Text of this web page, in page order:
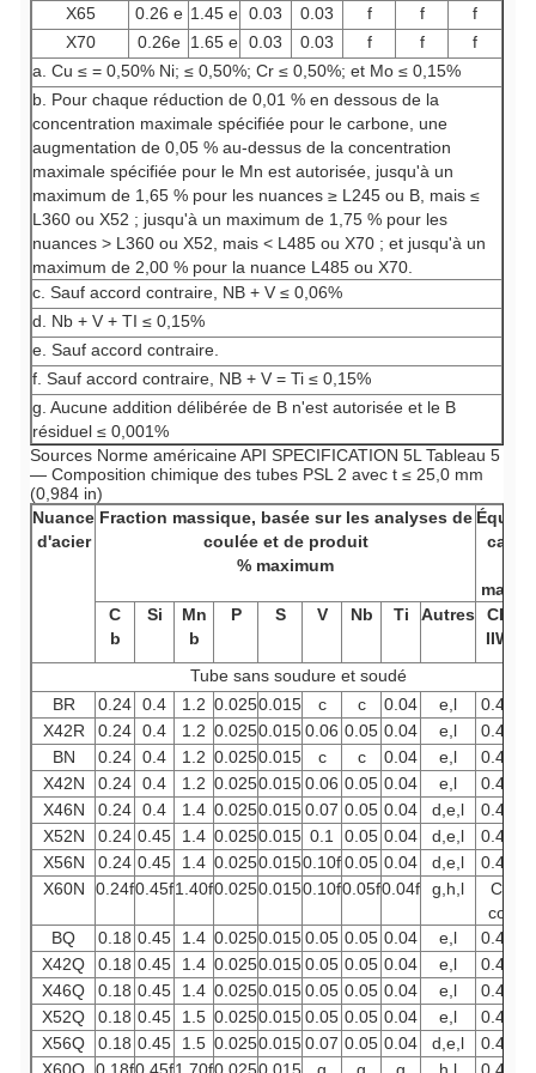
X65 0.26 e 1.45 e 0.03 0.03 f f
f
X70
0.26e 1.65 e 0.03 0.03 f f
f
a. Cu ≤ = 0,50% Ni; ≤ 0,50%; Cr ≤ 0,50%; et Mo ≤ 0,15%
b. Pour chaque réduction de 0,01 % en dessous de la
concentration maximale spécifiée pour le carbone, une
augmentation de 0,05 % au-dessus de la concentration
maximale spécifiée pour le Mn est autorisée, jusqu'à un
maximum de 1,65 % pour les nuances ≥ L245 ou B, mais ≤
L360 ou X52 ; jusqu'à un maximum de 1,75 % pour les
nuances > L360 ou X52, mais < L485 ou X70 ; et jusqu'à un
maximum de 2,00 % pour la nuance L485 ou X70.
c. Sauf accord contraire, NB + V ≤ 0,06%
d. Nb + V + TI ≤ 0,15%
e. Sauf accord contraire.
f. Sauf accord contraire, NB + V = Ti ≤ 0,15%
g. Aucune addition délibérée de B n'est autorisée et le B
résiduel ≤ 0,001%
Sources Norme américaine API SPECIFICATION 5L Tableau 5
— Composition chimique des tubes PSL 2 avec t ≤ 25,0 mm
(0,984 in)
Nuance
d'acier
Fraction massique, basée sur les analyses de
coulée et de produit
% maximum
C
b
Si
Mn
b
P S V Nb Ti Autres
CE
IIW
Tube sans soudure et soudé
BR
0.24 0.4 1.2 0.0250.015 c c 0.04 e,l 0.43
X42R
0.24 0.4 1.2 0.0250.0150.06 0.05 0.04 e,l 0.43
BN
0.24 0.4 1.2 0.0250.015 c c 0.04 e,l 0.43
X42N
0.24 0.4 1.2 0.0250.0150.06 0.05 0.04 e,l 0.43
X46N
0.24 0.4 1.4 0.0250.0150.07 0.05 0.04 d,e,l 0.43
X52N
0.24 0.45 1.4 0.0250.015 0.1 0.05 0.04 d,e,l 0.43
X56N
0.24 0.45 1.4 0.0250.0150.10f0.05 0.04 d,e,l 0.43
X60N
0.24f0.45f1.40f0.0250.0150.10f0.05f0.04f g,h,l
BQ
0.18 0.45 1.4 0.0250.0150.05 0.05 0.04 e,l 0.43
X42Q
0.18 0.45 1.4 0.0250.0150.05 0.05 0.04 e,l 0.43
X46Q
0.18 0.45 1.4 0.0250.0150.05 0.05 0.04 e,l 0.43
X52Q
0.18 0.45 1.5 0.0250.0150.05 0.05 0.04 e,l 0.43
X56Q
0.18 0.45 1.5 0.0250.0150.07 0.05 0.04 d,e,l 0.43